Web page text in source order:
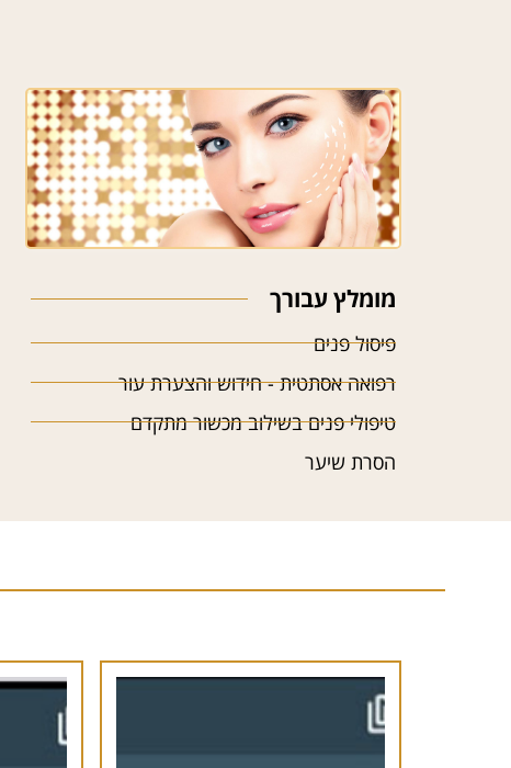
מומלץ עבורך
פיסול פנים
רפואה אסתטית - חידוש והצערת עור
טיפולי פנים בשילוב מכשור מתקדם
הסרת שיער